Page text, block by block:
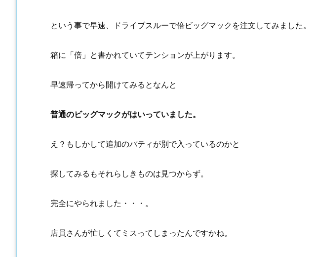
という事で早速、ドライブスルーで倍ビッグマックを注文してみました。
箱に「倍」と書かれていてテンションが上がります。
早速帰ってから開けてみるとなんと
普通のビッグマックがはいっていました。
え？もしかして追加のパティが別で入っているのかと
探してみるもそれらしきものは見つからず。
完全にやられました・・・。
店員さんが忙しくてミスってしまったんですかね。